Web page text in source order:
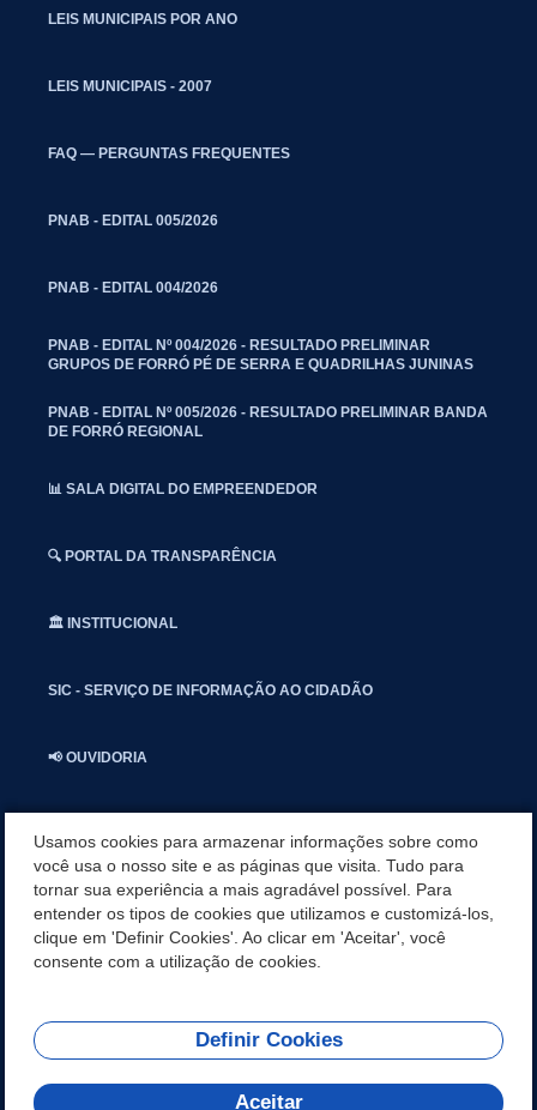
LEIS MUNICIPAIS POR ANO
LEIS MUNICIPAIS - 2007
FAQ — PERGUNTAS FREQUENTES
PNAB - EDITAL 005/2026
PNAB - EDITAL 004/2026
PNAB - EDITAL Nº 004/2026 - RESULTADO PRELIMINAR
GRUPOS DE FORRÓ PÉ DE SERRA E QUADRILHAS JUNINAS
PNAB - EDITAL Nº 005/2026 - RESULTADO PRELIMINAR BANDA
DE FORRÓ REGIONAL
📊 SALA DIGITAL DO EMPREENDEDOR
🔍 PORTAL DA TRANSPARÊNCIA
🏛️ INSTITUCIONAL
SIC - SERVIÇO DE INFORMAÇÃO AO CIDADÃO
📢 OUVIDORIA
📱🩺 SAUDE CONECTADA
🎭 UMBUZEIRO NOTÍCIAS
REDES SOCIAIS
Usamos cookies para armazenar informações sobre como
você usa o nosso site e as páginas que visita. Tudo para
tornar sua experiência a mais agradável possível. Para
entender os tipos de cookies que utilizamos e customizá-los,
clique em 'Definir Cookies'. Ao clicar em 'Aceitar', você
consente com a utilização de cookies.
Definir Cookies
Aceitar